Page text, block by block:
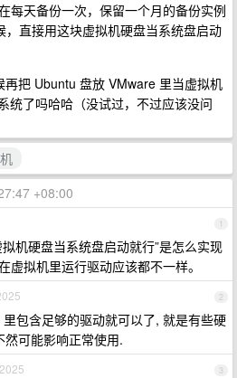
每天备份一次，保留一个月的备份实例
直接用这块虚拟机硬盘当系统盘启动
把 Ubuntu 盘放 VMware 里当虚拟机
统了吗哈哈（没试过，不过应该没问
+08:00
1
机硬盘当系统盘启动就行”是怎么实现
虚拟机里运行驱动应该都不一样。
2
包含足够的驱动就可以了, 就是有些硬
可能影响正常使用.
3